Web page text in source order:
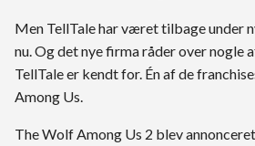
Men TellTale har været tilbage under
nu. Og det nye firma råder over nogle
TellTale er kendt for. Én af de
Among Us.
The Wolf Among Us 2 blev